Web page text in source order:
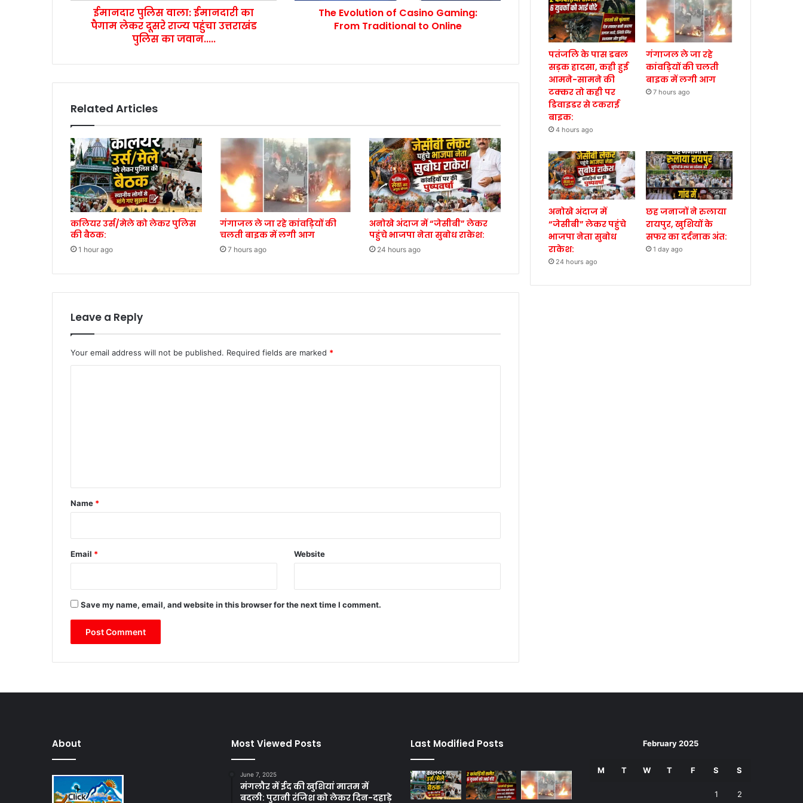
ईमानदार पुलिस वाला: ईमानदारी का
पैगाम लेकर दूसरे राज्य पहुंचा उत्तराखंड
पुलिस का जवान.....
The Evolution of Casino Gaming:
From Traditional to Online
Related Articles
कलियर उर्स/मेले को लेकर पुलिस
की बैठक:
1 hour ago
गंगाजल ले जा रहे कांवड़ियों की
चलती बाइक में लगी आग
7 hours ago
अनोखे अंदाज में “जेसीबी” लेकर
पहुंचे भाजपा नेता सुबोध राकेश:
24 hours ago
Leave a Reply
Your email address will not be published. Required fields are marked *
*
Name *
Email * Website
Save my name, email, and website in this browser for the next time I comment.
पतंजलि के पास डबल
सड़क हादसा, कही हुई
आमने-सामने की
टक्कर तो कही पर
डिवाइडर से टकराई
बाइक:
4 hours ago
गंगाजल ले जा रहे
कांवड़ियों की चलती
बाइक में लगी आग
7 hours ago
अनोखे अंदाज में
“जेसीबी” लेकर पहुंचे
भाजपा नेता सुबोध
राकेश:
24 hours ago
छह जनाजों ने रुलाया
रायपुर, खुशियों के
सफर का दर्दनाक अंत:
1 day ago
About Most Viewed Posts
June 7, 2025
मंगलौर में ईद की खुशियां मातम में
बदली: पुरानी रंजिश को लेकर दिन-दहाड़े
Last Modified Posts February 2025
M T W T F S S
1 2